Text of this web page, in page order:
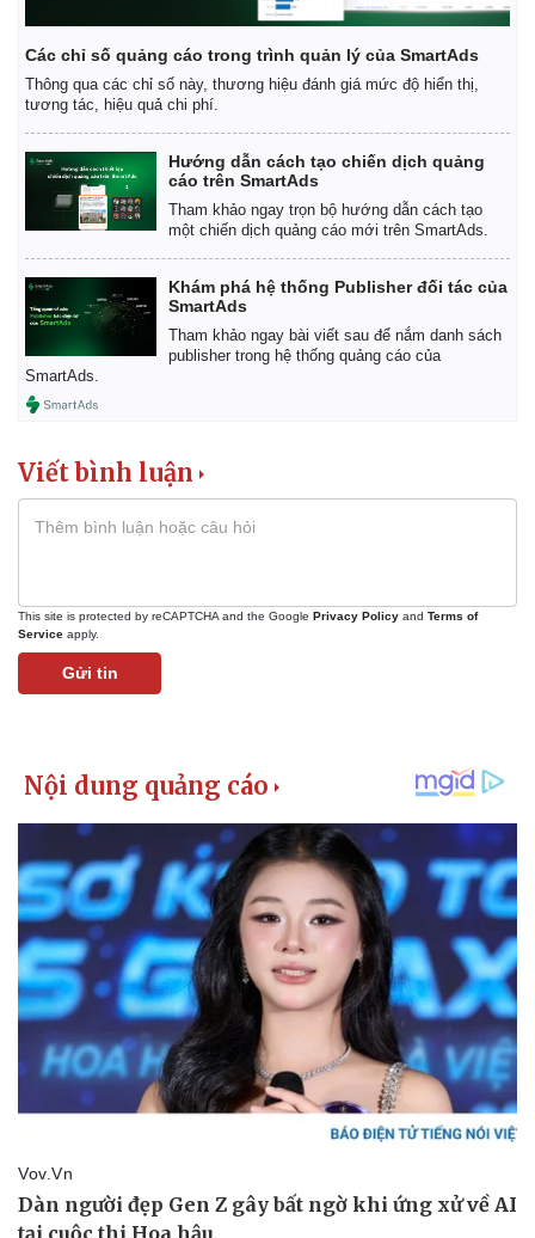
Thể thao
Bóng đá
Lịch thi đấu bóng đá
Hậu trường
Ô tô - Xe máy
Ô tô
Xe máy
Tư vấn
Các chỉ số quảng cáo trong trình quản lý của SmartAds
Thông qua các chỉ số này, thương hiệu đánh giá mức độ hiển thị,
tương tác, hiệu quả chi phí.
Hướng dẫn cách tạo chiến dịch quảng
cáo trên SmartAds
Tham khảo ngay trọn bộ hướng dẫn cách tạo
một chiến dịch quảng cáo mới trên SmartAds.
Khám phá hệ thống Publisher đối tác của
SmartAds
Tham khảo ngay bài viết sau để nắm danh sách
publisher trong hệ thống quảng cáo của
SmartAds.
Viết bình luận
This site is protected by reCAPTCHA and the Google Privacy Policy and Terms of
Service apply.
Gửi tin